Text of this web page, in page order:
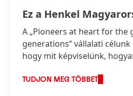
Ez a Henkel
A „Pioneers at heart for the
generations” vállalati
hogy mit képviselünk,
TUDJON MEG TÖBBET